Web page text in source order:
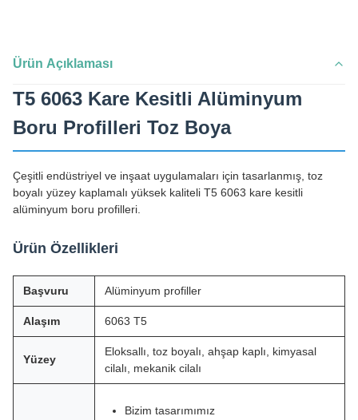
Ürün Açıklaması
T5 6063 Kare Kesitli Alüminyum
Boru Profilleri Toz Boya
Çeşitli endüstriyel ve inşaat uygulamaları için tasarlanmış, toz
boyalı yüzey kaplamalı yüksek kaliteli T5 6063 kare kesitli
alüminyum boru profilleri.
Ürün Özellikleri
Başvuru Alüminyum profiller
Alaşım 6063 T5
Yüzey
Eloksallı, toz boyalı, ahşap kaplı, kimyasal
cilalı, mekanik cilalı
Bizim tasarımımız